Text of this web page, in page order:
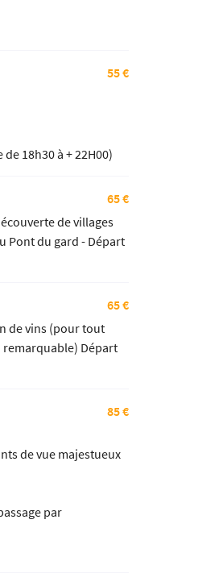
55 €
18h30 à + 22H00)
65 €
de villages
Pont du gard - Départ
65 €
de vins (pour tout
Départ
85 €
de vue majestueux
par